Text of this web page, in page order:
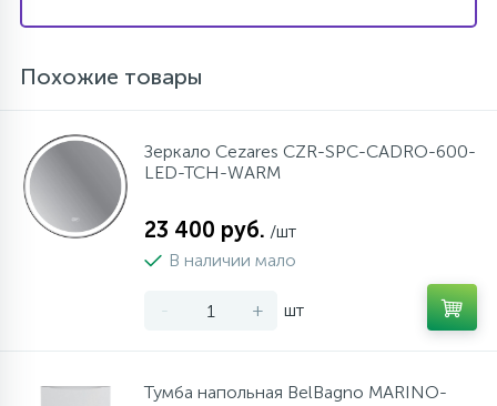
Похожие товары
Зеркало Cezares CZR-SPC-CADRO-600-
LED-TCH-WARM
23 400 руб. /шт
В наличии мало
- + шт
Тумба напольная BelBagno MARINO-